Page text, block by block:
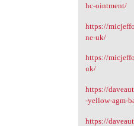
hc-ointment/
https://
ne-uk/
https://
uk/
https://
-yellow-agm-
https://